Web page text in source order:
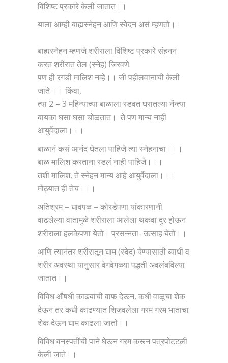
विशिष्ट प्रकारे केली जातात।।
याला आम्ही बाह्यस्नेहन आणि स्वेदन असं म्हणतो।।
बाह्यस्नेहन म्हणजे शरीराला विशिष्ट प्रकारे संहनन
करत शरीरात तेल (स्नेह) जिरवणे.
पण ही रगडी मालिश नव्हे।। जी पहीलवानाची केली
जाते ।। किंवा,
त्या 2 – 3 महिन्याच्या बाळाला रडवत घरातल्या नेंन्त्या
बायका घसा घसा चोळतात। ते पण मान्य नाही
आयुर्वेदाला।।।
बाळानं कसं आनंद घेतला पाहिजे त्या स्नेहनाचा।।।
बाळ मालिश करताना रडलं नाही पाहिजे।।।
तशी मालिश, ते स्नेहन मान्य आहे आयुर्वेदाला।।।
मोठ्यात ही तेच।।।
अतिश्रम – धावपळ – कोरडेपणा यांकारणानी
वाढलेल्या वातामुळे शरीराला आलेला थकवा दुर होऊन
शरीराला हलकेपणा येतो। प्रसन्नता- उत्साह येतो।।
आणि त्यानंतर शरीरातून घाम (स्वेद) येण्यासाठी व्याधी व
शरीर अवस्था यानुसार वेगवेगळ्या पद्धती अवलंबविल्या
जातात।।
विविध औषधी काढयांची वाफ देऊन, कधी वाळूचा शेक
देऊन तर कधी काढण्यात शिजवलेला गरम गरम भाताचा
शेक देऊन घाम काढला जातो।।
विविध वनस्पतींची पाने घेऊन गरम करून पत्रपोटटली
केली जाते।।